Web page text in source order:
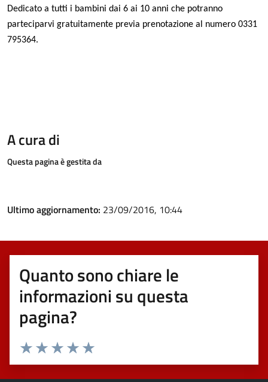
Dedicato a tutti i bambini dai 6 ai 10 anni che potranno
parteciparvi gratuitamente previa prenotazione al numero 0331
795364.
A cura di
Questa pagina è gestita da
Ultimo aggiornamento: 23/09/2016, 10:44
Quanto sono chiare le
informazioni su questa
pagina?
Valuta 5 stelle su 5
Valuta 4 stelle su 5
Valuta 3 stelle su 5
Valuta 2 stelle su 5
Valuta 1 stelle su 5